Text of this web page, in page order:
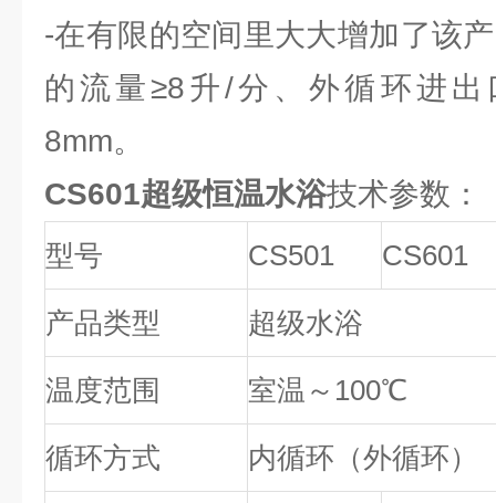
-在有限的空间里大大增加了该
的流量≥8升/分、外循环进出
8mm。
CS601超级恒温水浴技术参数：
型号 CS501 CS601
产品类型 超级水浴
温度范围 室温～100℃
循环方式 内循环（外循环）